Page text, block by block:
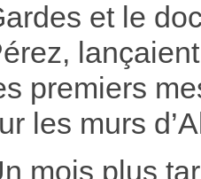
et le
premiers
les murs
mois plus